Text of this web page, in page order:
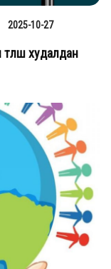
2025-10-27
худалдан